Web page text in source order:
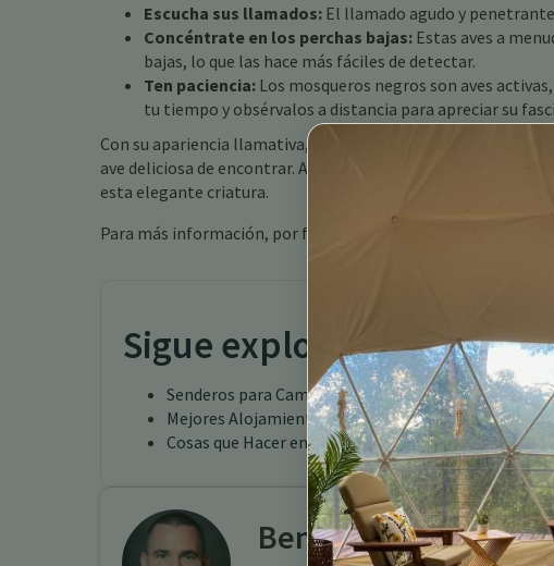
Escucha sus llamados: El llamado agudo y
Concéntrate en los perchas bajas: Estas aves a
bajas, lo que las hace más fáciles de detectar.
Ten paciencia: Los mosqueros negros son aves
tu tiempo y obsérvalos a distancia para apreciar su
Con su apariencia llamativa, personalidad animada y
ave deliciosa de encontrar. Así que mantén los ojos
esta elegante criatura.
Para más información, por favor consulta nuestra guía
Sigue explorando
Senderos para Caminatas en Costa Rica
Mejores Alojamientos para Avistamiento de Aves en
Cosas que Hacer en Costa Rica
Benjamin